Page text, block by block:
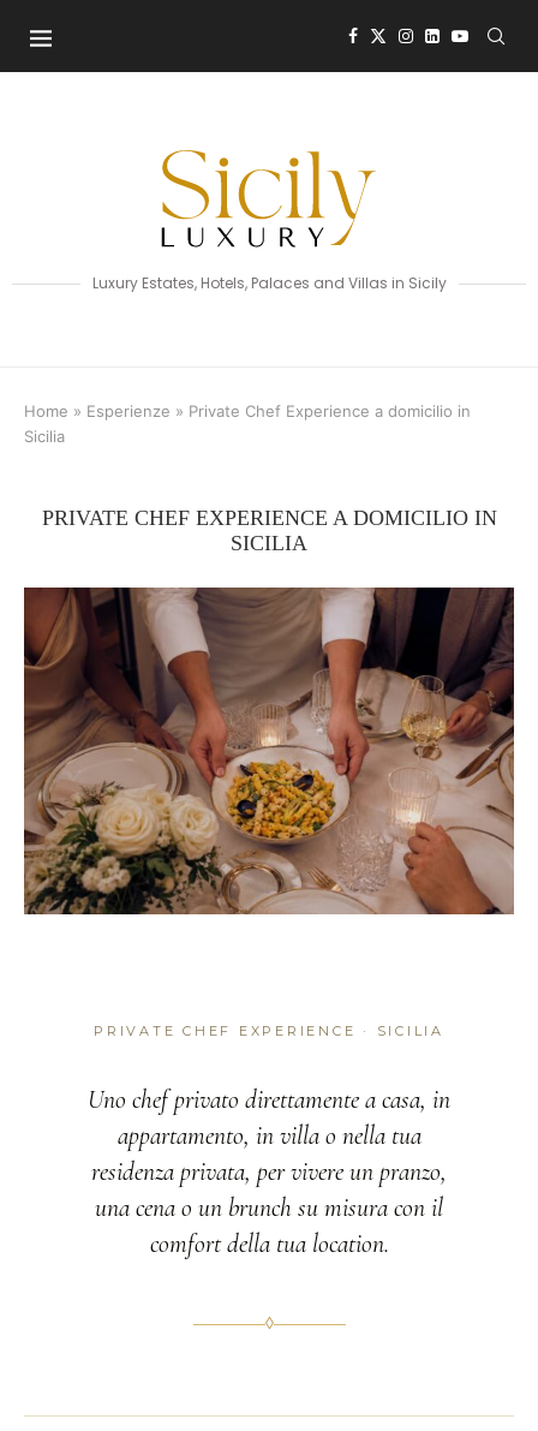
Luxury Estates, Hotels, Palaces and Villas in Sicily
Home » Esperienze » Private Chef Experience a domicilio in
Sicilia
PRIVATE CHEF EXPERIENCE A DOMICILIO IN
SICILIA
PRIVATE CHEF EXPERIENCE · SICILIA
Uno chef privato direttamente a casa, in
appartamento, in villa o nella tua
residenza privata, per vivere un pranzo,
una cena o un brunch su misura con il
comfort della tua location.
◊